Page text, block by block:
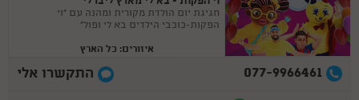
חגיגת יום הולדת מקורית ומהנה עם "וי
הפקות-כוכבי הילדים בא לי ופול"
איזורים: כל הארץ
077-9966461 התקשרו אלי